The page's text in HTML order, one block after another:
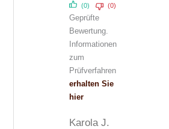
Karola J.
(0) (0)
Geprüfte
Bewertung.
Informationen
zum
Prüfverfahren
erhalten Sie
hier